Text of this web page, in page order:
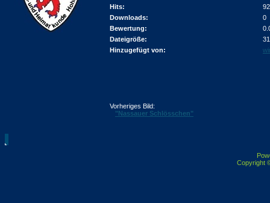
Hits:
Downloads:
0
Bewertung:
Dateigröße:
Hinzugefügt von:
Vorheriges Bild:
"Nassauer Schlösschen"
Copyright